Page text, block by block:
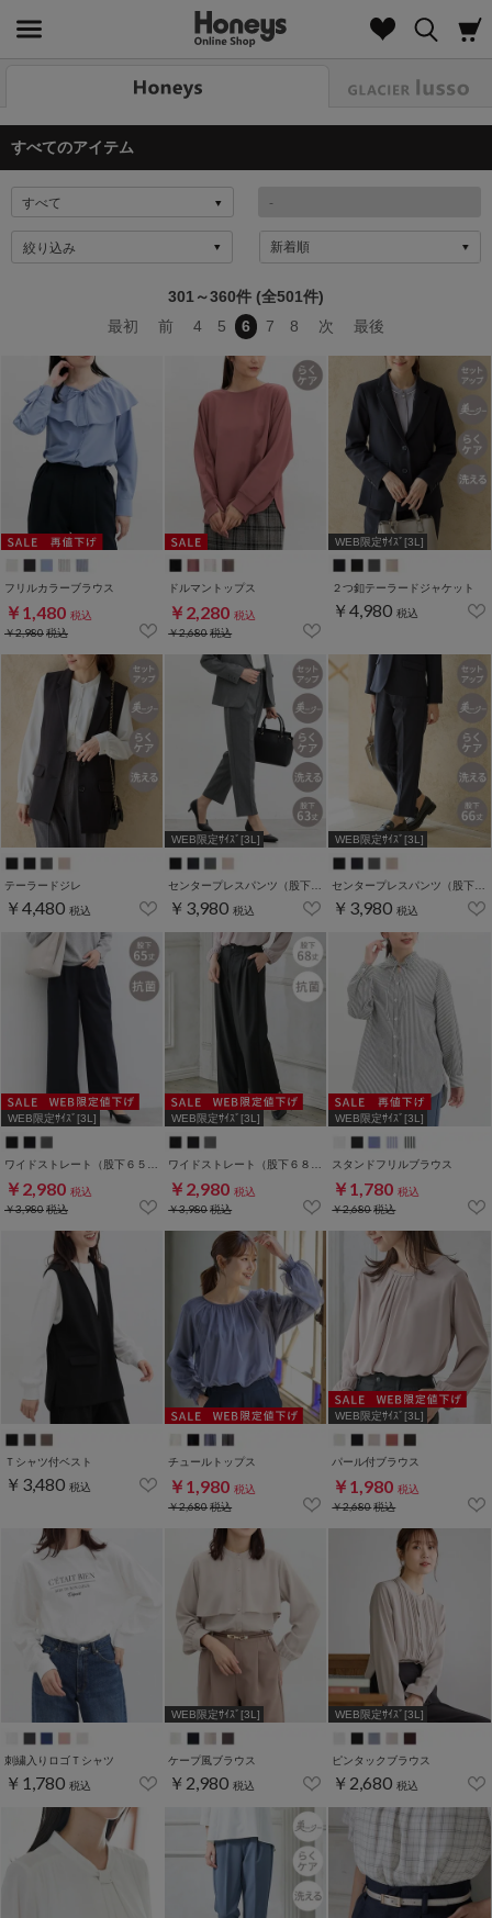
すべてのアイテム
絞り込み
301～360件 (全501件)
最初
前 4 5 6 7 8 次 最後
フリルカラーブラウス
￥1,480 税込
￥2,980税込
ドルマントップス
￥2,280 税込
￥2,680税込
WEB限定ｻｲｽﾞ[3L]
２つ釦テーラードジャケット
￥4,980 税込
テーラードジレ
￥4,480 税込
WEB限定ｻｲｽﾞ[3L]
￥3,980 税込
WEB限定ｻｲｽﾞ[3L]
￥3,980 税込
WEB限定ｻｲｽﾞ[3L]
￥2,980 税込
￥3,980税込
WEB限定ｻｲｽﾞ[3L]
￥2,980 税込
￥3,980税込
WEB限定ｻｲｽﾞ[3L]
スタンドフリルブラウス
￥1,780 税込
￥2,680税込
Ｔシャツ付ベスト
￥3,480 税込
チュールトップス
￥1,980 税込
￥2,680税込
WEB限定ｻｲｽﾞ[3L]
パール付ブラウス
￥1,980 税込
￥2,680税込
刺繍入りロゴＴシャツ
￥1,780 税込
WEB限定ｻｲｽﾞ[3L]
ケープ風ブラウス
￥2,980 税込
WEB限定ｻｲｽﾞ[3L]
ピンタックブラウス
￥2,680 税込